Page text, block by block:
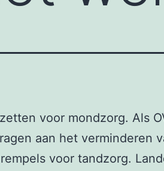
voor mondzorg. Als
aan het verminderen
voor tandzorg.